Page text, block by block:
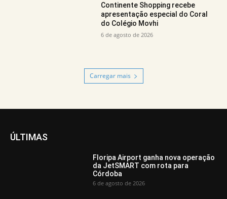
Continente Shopping recebe
apresentação especial do Coral
do Colégio Movhi
6 de agosto de 2026
Carregar mais
ÚLTIMAS
Floripa Airport ganha nova operação
da JetSMART com rota para
Córdoba
6 de agosto de 2026